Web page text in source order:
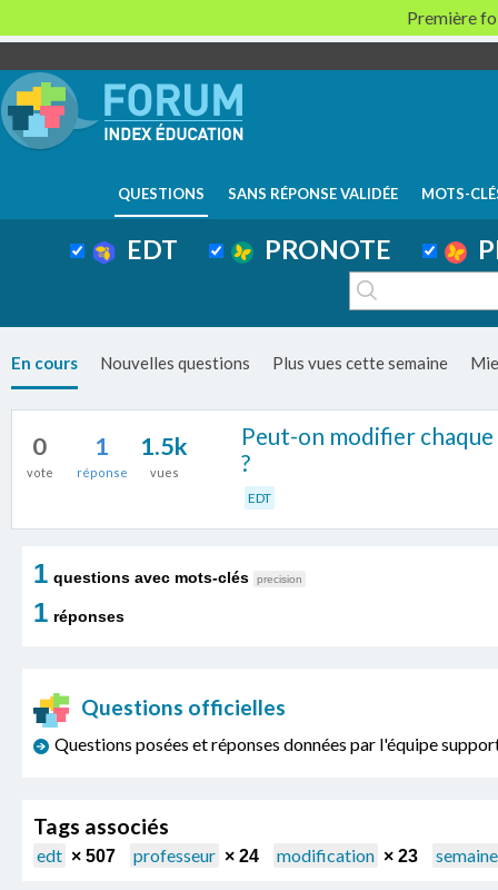
QUESTIONS SANS RÉPONSE VALIDÉE MOTS-
EDT PRONOTE
En cours Nouvelles questions Plus vues cette semaine
0
vote
1
réponse
1.5k
vues
Peut-on modifier
?
EDT
1 questions avec mots-clés precision
1 réponses
Questions officielles
Questions posées et réponses données par l'équipe
Tags associés
edt × 507 professeur × 24 modification × 23 semaine
Première